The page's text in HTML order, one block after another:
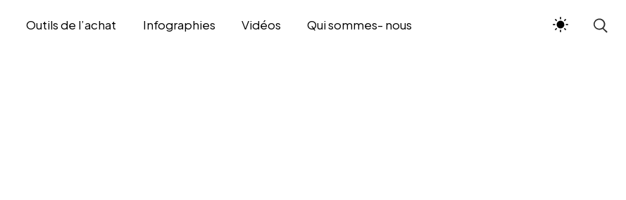
Outils de l’achat Infographies Vidéos Qui sommes- nous